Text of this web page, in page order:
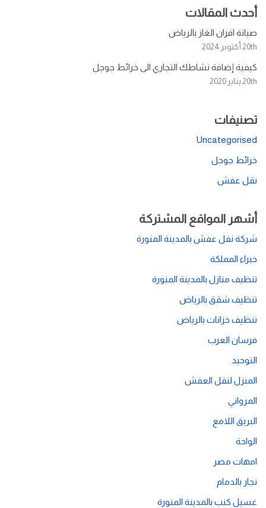
أحدث المقالات
صيانة افران الغاز بالرياض
20th أكتوبر 2024
كيفية إضافة نشاطك التجاري الى خرائط جوجل
20th يناير 2020
تصنيفات
Uncategorised
خرائط جوجل
نقل عفش
أشهر المواقع المشتركة
شركة نقل عفش بالمدينة المنورة
خبراء المملكة
تنظيف منازل بالمدينة المنورة
تنظيف شقق بالرياض
تنظيف خزانات بالرياض
فرسان العرب
التوحيد
المنزل لنقل العفش
المرواني
البريق اللامع
الواحة
امهات مصر
نجار بالدمام
غسيل كنب بالمدينة المنورة